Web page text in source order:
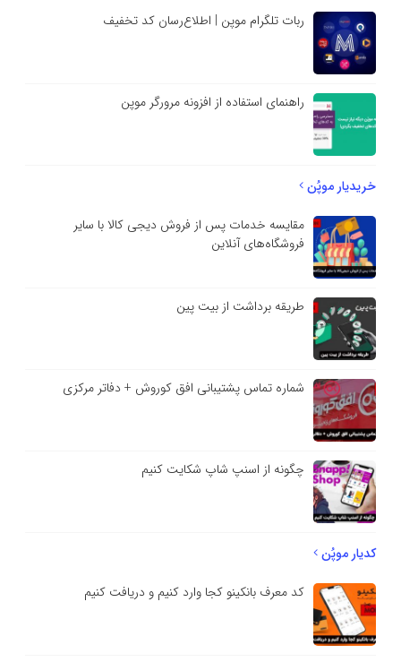
ربات تلگرام موپن | اطلاع‌رسان کد تخفیف
راهنمای استفاده از افزونه مرورگر موپن
خریدیار موپُن
مقایسه خدمات پس از فروش دیجی کالا با سایر
فروشگاه‌های آنلاین
طریقه برداشت از بیت پین
شماره تماس پشتیبانی افق کوروش + دفاتر مرکزی
چگونه از اسنپ شاپ شکایت کنیم
کدیار موپُن
کد معرف بانکینو کجا وارد کنیم و دریافت کنیم